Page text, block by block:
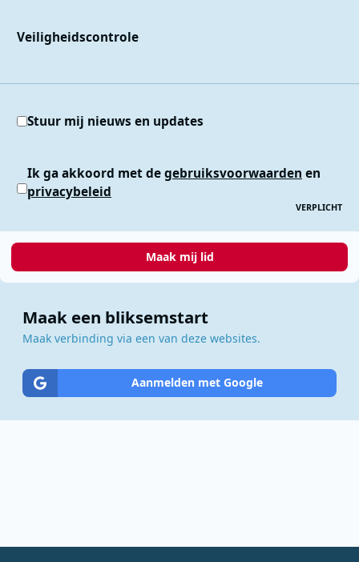
Veiligheidscontrole
Stuur mij nieuws en updates
Ik ga akkoord met degebruiksvoorwaarden en
privacybeleid
VERPLICHT
Maak mij lid
Maak een bliksemstart
Maak verbinding via een van deze websites.
Aanmelden met Google